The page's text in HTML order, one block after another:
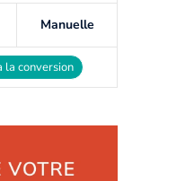
Manuelle
la conversion